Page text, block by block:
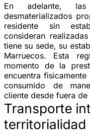
En adelante,
desmaterializados
residente sin
consideran
tiene su sede, su
Marruecos. Esta
momento de la
encuentra
consumido de
cliente desde fuera de
Transporte
territorialidad